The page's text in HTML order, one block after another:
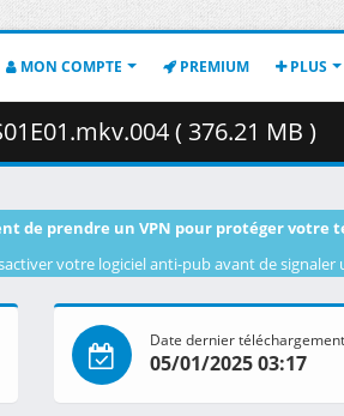
MON COMPTE PREMIUM PLUS
( 376.21 MB )
de prendre un VPN pour protéger votre
votre logiciel anti-pub avant de signaler
Date dernier téléchargement
05/01/2025 03:17